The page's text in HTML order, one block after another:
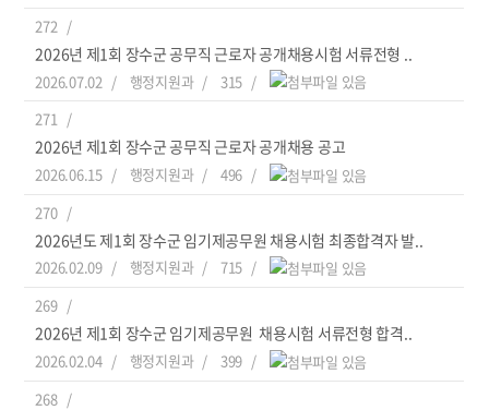
272
2026년 제1회 장수군 공무직 근로자 공개채용시험 서류전형 ..
2026.07.02 행정지원과
315
271
2026년 제1회 장수군 공무직 근로자 공개채용 공고
2026.06.15 행정지원과
496
270
2026년도 제1회 장수군 임기제공무원 채용시험 최종합격자 발..
2026.02.09 행정지원과
715
269
2026년 제1회 장수군 임기제공무원 채용시험 서류전형 합격..
2026.02.04 행정지원과
399
268